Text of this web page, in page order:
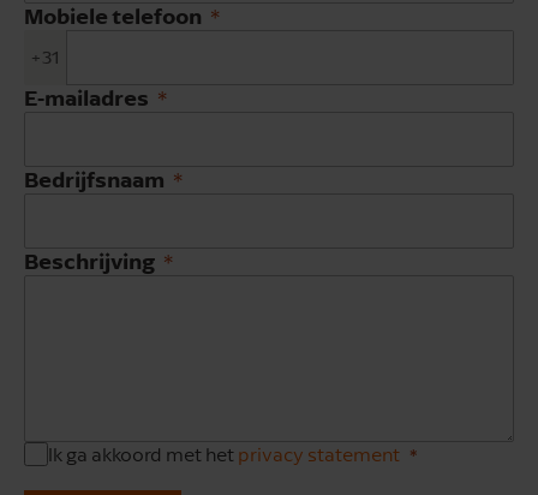
Mobiele telefoon
+31
E-mailadres
Bedrijfsnaam
Beschrijving
Ik ga akkoord met het privacy statement